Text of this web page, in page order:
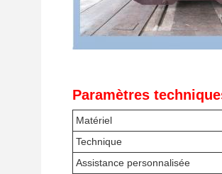
Paramètres
Matériel
Technique
Assistance personnalisée